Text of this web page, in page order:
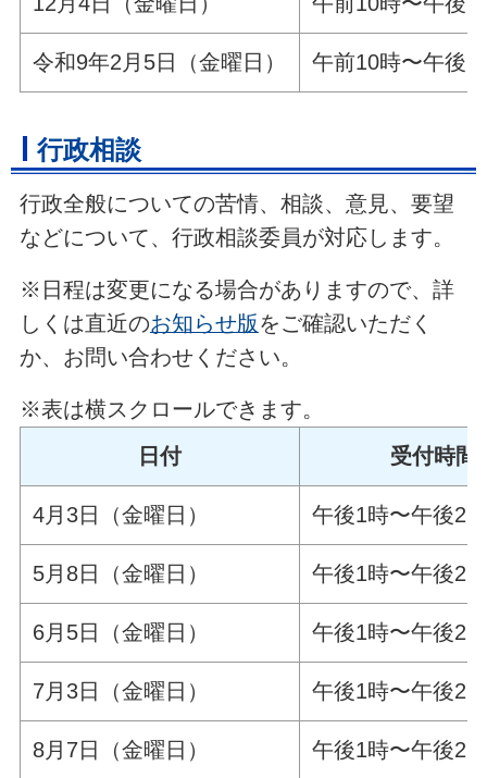
令和9年2月5日（金曜日） 午前10時〜午後2
行政相談
行政全般についての苦情、相談、意見、要望
などについて、行政相談委員が対応します。
※日程は変更になる場合がありますので、詳
しくは直近のお知らせ版をご確認いただく
か、お問い合わせください。
※表は横スクロールできます。
日付
受付時間
4月3日（金曜日） 午後1時〜午後2
5月8日（金曜日） 午後1時〜午後2
6月5日（金曜日） 午後1時〜午後2
7月3日（金曜日） 午後1時〜午後2
8月7日（金曜日） 午後1時〜午後2